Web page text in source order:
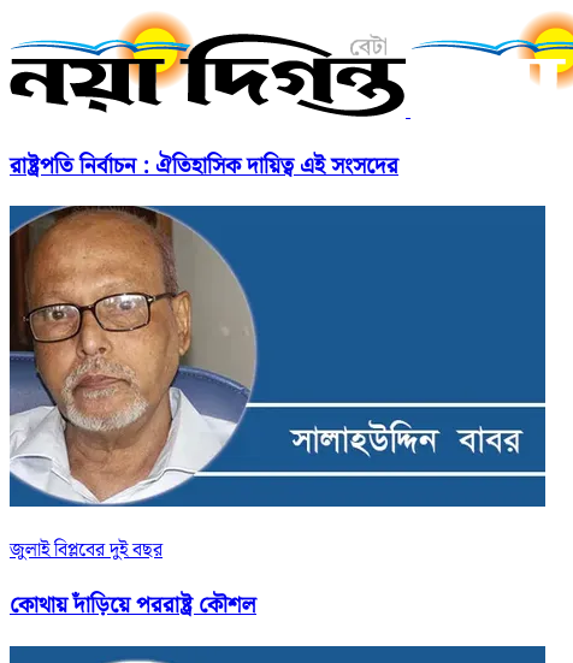
রাষ্ট্রপতি নির্বাচন : ঐতিহাসিক দায়িত্ব এই সংসদের
জুলাই বিপ্লবের দুই বছর
কোথায় দাঁড়িয়ে পররাষ্ট্র কৌশল